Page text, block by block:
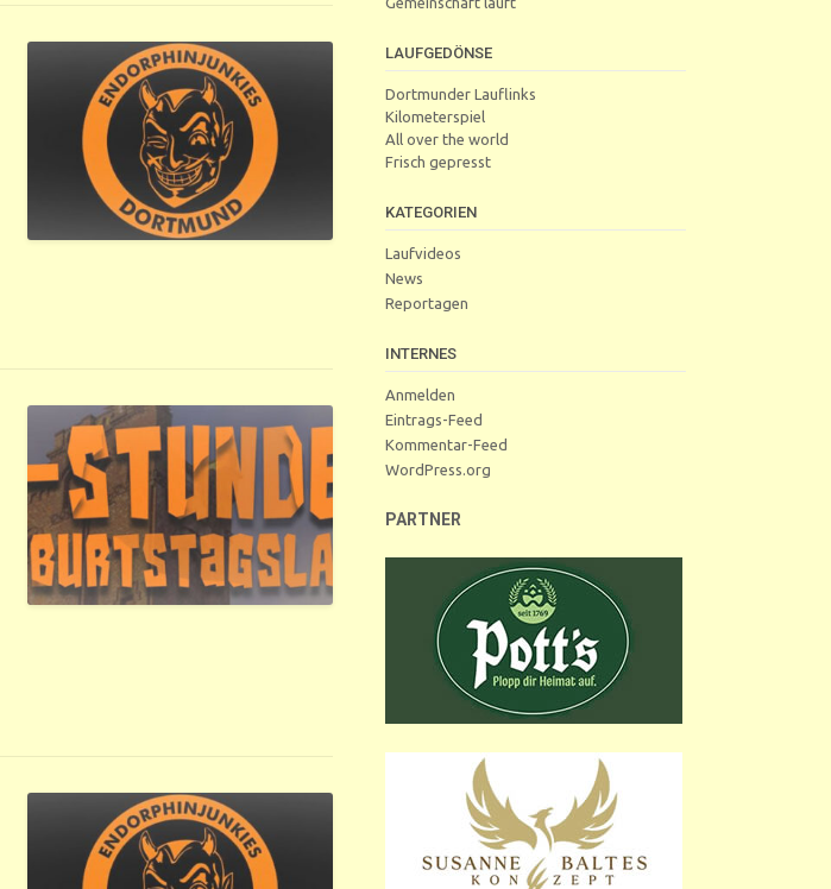
LAUFGEDÖNSE
Dortmunder Lauflinks
Kilometerspiel
All over the world
Frisch gepresst
KATEGORIEN
Laufvideos
News
Reportagen
INTERNES
Anmelden
Eintrags-Feed
Kommentar-Feed
WordPress.org
PARTNER